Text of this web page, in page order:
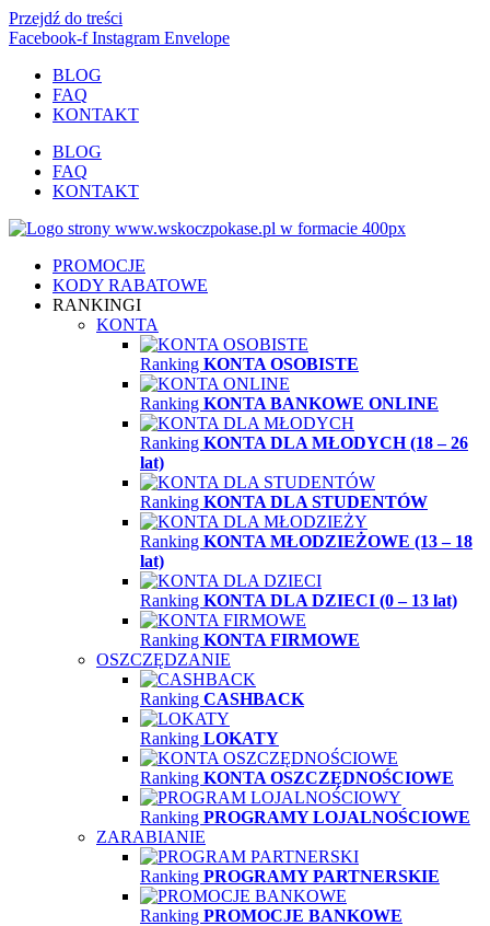
Przejdź do treści
Facebook-f Instagram Envelope
BLOG
FAQ
KONTAKT
BLOG
FAQ
KONTAKT
PROMOCJE
KODY RABATOWE
RANKINGI
KONTA
Ranking KONTA OSOBISTE
Ranking KONTA BANKOWE ONLINE
Ranking KONTA DLA MŁODYCH (18 – 26
lat)
Ranking KONTA DLA STUDENTÓW
Ranking KONTA MŁODZIEŻOWE (13 – 18
lat)
Ranking KONTA DLA DZIECI (0 – 13 lat)
Ranking KONTA FIRMOWE
OSZCZĘDZANIE
Ranking CASHBACK
Ranking LOKATY
Ranking KONTA OSZCZĘDNOŚCIOWE
Ranking PROGRAMY LOJALNOŚCIOWE
ZARABIANIE
Ranking PROGRAMY PARTNERSKIE
Ranking PROMOCJE BANKOWE